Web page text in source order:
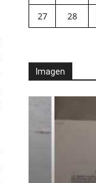
27
28
Imagen